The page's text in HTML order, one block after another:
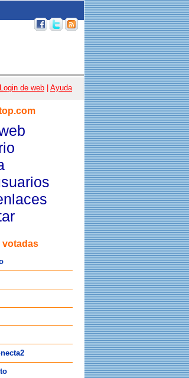
Login de web Ayuda